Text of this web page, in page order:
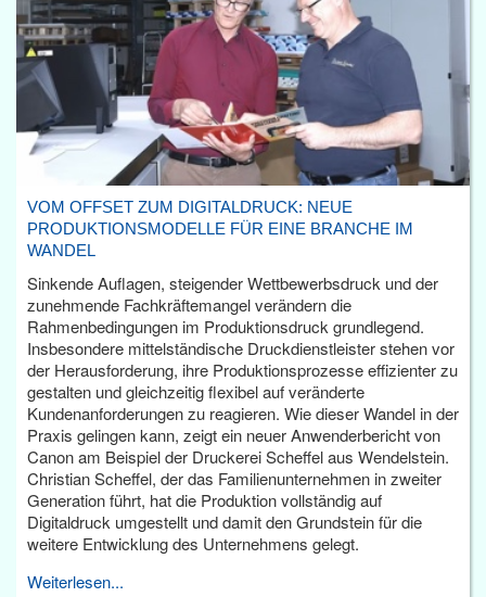
VOM OFFSET ZUM DIGITALDRUCK: NEUE
PRODUKTIONSMODELLE FÜR EINE BRANCHE IM
WANDEL
Sinkende Auflagen, steigender Wettbewerbsdruck und der
zunehmende Fachkräftemangel verändern die
Rahmenbedingungen im Produktionsdruck grundlegend.
Insbesondere mittelständische Druckdienstleister stehen vor
der Herausforderung, ihre Produktionsprozesse effizienter zu
gestalten und gleichzeitig flexibel auf veränderte
Kundenanforderungen zu reagieren. Wie dieser Wandel in der
Praxis gelingen kann, zeigt ein neuer Anwenderbericht von
Canon am Beispiel der Druckerei Scheffel aus Wendelstein.
Christian Scheffel, der das Familienunternehmen in zweiter
Generation führt, hat die Produktion vollständig auf
Digitaldruck umgestellt und damit den Grundstein für die
weitere Entwicklung des Unternehmens gelegt.
Weiterlesen...